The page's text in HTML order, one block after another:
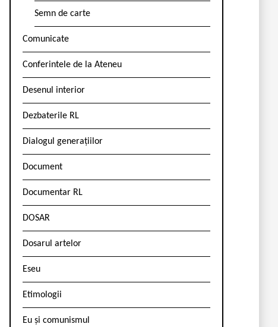
Semn de carte
Comunicate
Conferintele de la Ateneu
Desenul interior
Dezbaterile RL
Dialogul generațiilor
Document
Documentar RL
DOSAR
Dosarul artelor
Eseu
Etimologii
Eu și comunismul